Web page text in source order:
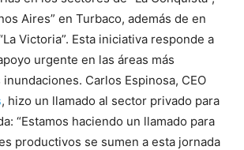
Aires” en Turbaco, además de en
Victoria”. Esta iniciativa responde a
urgente en las áreas más
Carlos Espinosa, CEO
, hizo un llamado al sector privado para
“Estamos haciendo un llamado para
productivos se sumen a esta jornada